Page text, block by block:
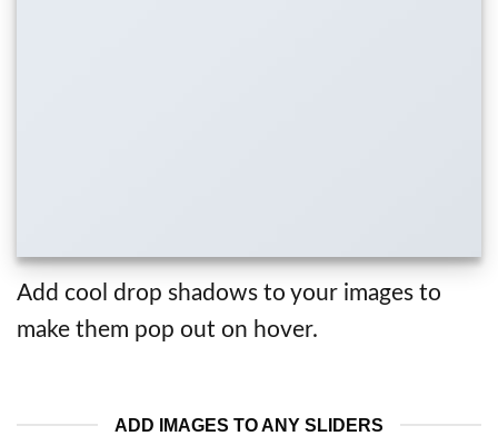
Add cool drop shadows to your images to
make them pop out on hover.
ADD IMAGES TO ANY SLIDERS